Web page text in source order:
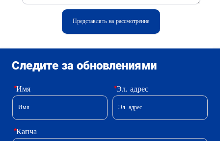
Представлять на рассмотрение
Следите за обновлениями
*Имя *Эл. адрес
*Капча